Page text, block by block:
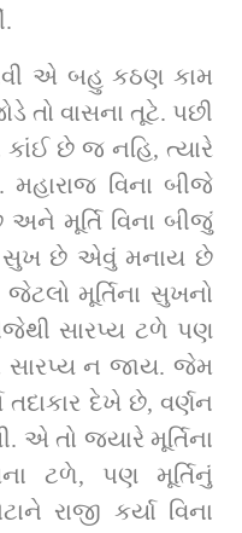
એ બહુ કઠણ કામ
તો વાસના તૂટે. પછી
છે જ નહિ, ત્યારે
મહારાજ વિના બીજે
મૂર્તિ વિના બીજું
સુખ છે એવું મનાય છે
મૂર્તિના સુખનો
સારપ્ય ટળે પણ
સારપ્ય ન જાય. જેમ
તદાકાર દેખે છે, વર્ણન
એ તો જ્યારે મૂર્તિના
ટળે, પણ મૂર્તિનું
રાજી કર્યા વિના